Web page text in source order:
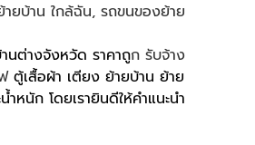
ยบ้าน ใกล้ฉัน, รถขนของย้าย
นต่างจังหวัด ราคาถูก รับจ้าง
ตู้เสื้อผ้า เตียง ย้ายบ้าน ย้าย
หนัก โดยเรายินดีให้คำแนะนำ